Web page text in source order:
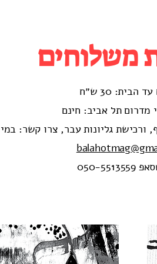
משלוחים
הבית: 30 ש״ח
מדרום תל אביב: חינם
ורכישת גליונות עבר, צרו קשר: